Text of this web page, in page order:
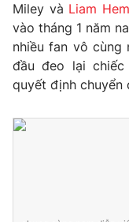
Chất lượng cuộc
Tuyển sinh
Học trực tuyến
Công nghệ
Hitech Công nghệ
Sản phẩm
Thị trường
Giao lưu trực
Lịch phát sóng
Miley và Liam
vào tháng 1 năm
nhiều fan vô cùng
đầu đeo lại
quyết định chuyển